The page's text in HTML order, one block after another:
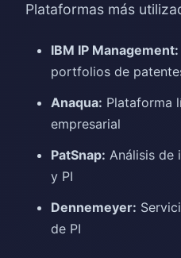
Plataformas más
IBM IP Management:
portfolios de
Anaqua: Plataforma
empresarial
PatSnap: Análisis de
y PI
Dennemeyer:
de PI